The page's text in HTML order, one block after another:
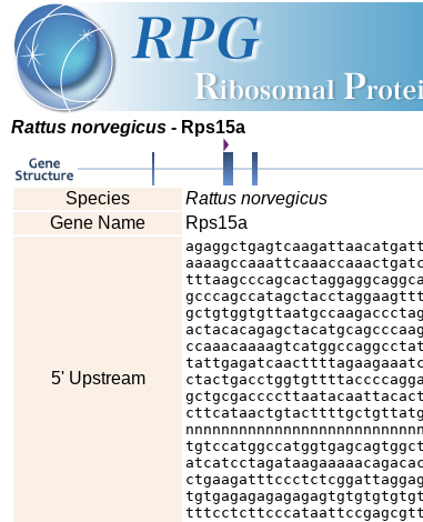
Rattus norvegicus - Rps15a
Species
Rattus norvegicus
Gene Name
Rps15a
5' Upstream